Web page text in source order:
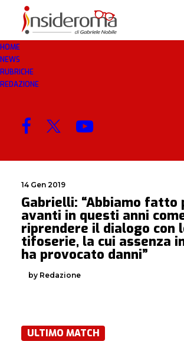
HOME
NEWS
RUBRICHE
REDAZIONE
GABRIELLI
MENU
14 Gen 2019
Gabrielli: “Abbiamo fatto
avanti in questi anni
riprendere il dialogo con
tifoserie, la cui assenza
ha provocato danni”
by Redazione
ULTIMO MATCH